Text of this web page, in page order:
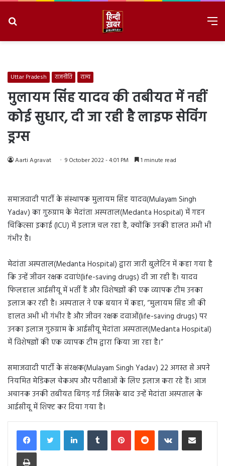
Uttar Pradesh राजनीति राज्य
मुलायम सिंह यादव की तबीयत में नहीं
कोई सुधार, दी जा रही है लाइफ सेविंग
ड्रग्स
Aarti Agravat 9 October 2022 - 4:01 PM 1 minute read
समाजवादी पार्टी के संस्थापक मुलायम सिंह यादव(Mulayam Singh
Yadav) का गुरुग्राम के मेदांता अस्पताल(Medanta Hospital) में गहन
चिकित्सा इकाई (ICU) में इलाज चल रहा है, क्योंकि उनकी हालत अभी भी
गंभीर है।
मेदांता अस्पताल(Medanta Hospital) द्वारा जारी बुलेटिन में कहा गया है
कि उन्हें जीवन रक्षक दवाएं(life-saving drugs) दी जा रही हैं। यादव
फिलहाल आईसीयू में भर्ती हैं और विशेषज्ञों की एक व्यापक टीम उनका
इलाज कर रही है। अस्पताल ने एक बयान में कहा, “मुलायम सिंह जी की
हालत अभी भी गंभीर है और जीवन रक्षक दवाओं(life-saving drugs) पर
उनका इलाज गुरुग्राम के आईसीयू मेदांता अस्पताल(Medanta Hospital)
में विशेषज्ञों की एक व्यापक टीम द्वारा किया जा रहा है।”
समाजवादी पार्टी के संरक्षक(Mulayam Singh Yadav) 22 अगस्त से अपने
नियमित मेडिकल चेकअप और परीक्षाओं के लिए इलाज करा रहे हैं। आज
अचानक उनकी तबीयत बिगड़ गई जिसके बाद उन्हें मेदांता अस्पताल के
आईसीयू में शिफ्ट कर दिया गया है।
LinkedInTumblr PinterestReddit VKontakteShare via Email
Print